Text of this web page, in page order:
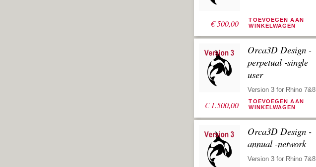
€500,00
TOEVOEGEN AAN
WINKELWAGEN
€1.500,00
Orca3D Design -
perpetual -single
user
Version 3 for Rhino 7&8
TOEVOEGEN AAN
WINKELWAGEN
Orca3D Design -
annual -network
Version 3 for Rhino 7&8